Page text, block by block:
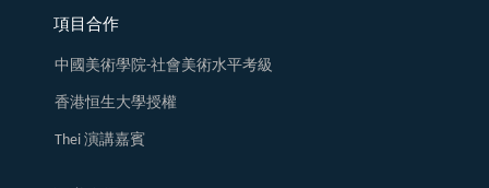
項目合作
中國美術學院-社會美術水平考級
香港恒生大學授權
Thei 演講嘉賓